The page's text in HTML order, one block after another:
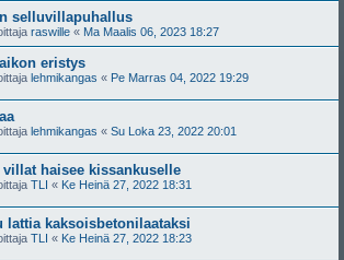
selluvillapuhallus
raswille « Ma Maalis 06, 2023 18:27
eristys
lehmikangas « Pe Marras 04, 2022 19:29
lehmikangas « Su Loka 23, 2022 20:01
villat haisee kissankuselle
TLI « Ke Heinä 27, 2022 18:31
lattia kaksoisbetonilaataksi
TLI « Ke Heinä 27, 2022 18:23